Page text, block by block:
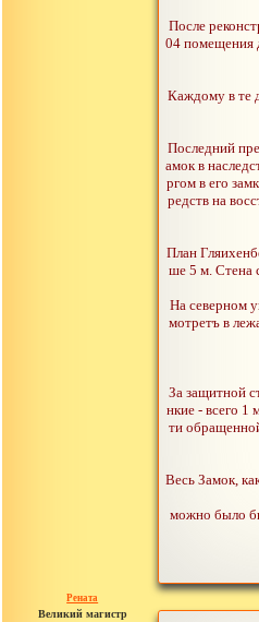
Пoсле
04 помещения
Каждому в те
Последний
амок в
ргом в его
редств на
План
ше 5 м. Стена
На северном
мотретъ в
За защитной
нкие - всего 1
ти
Весь Замок,
можно было
Рената
Великий магистр